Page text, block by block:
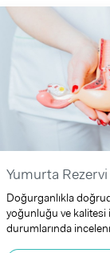
Yumurta
Doğurganlıkla
yoğunluğu ve kalitesi
durumlarında